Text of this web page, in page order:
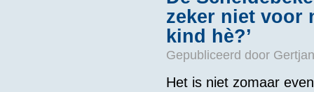
zeker niet voor
kind hè?’
Gepubliceerd door
Het is niet zomaar